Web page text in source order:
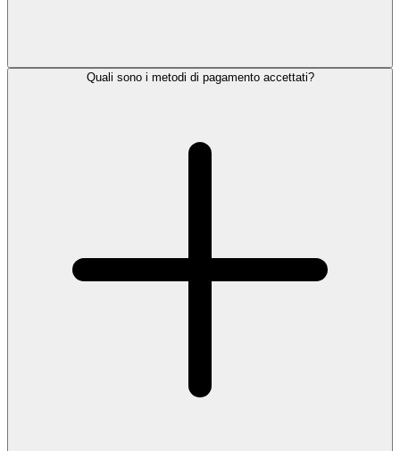
Quali sono i metodi di pagamento accettati?